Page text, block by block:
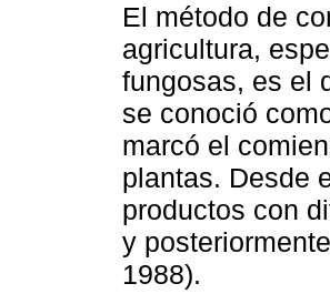
El método de
agricultura,
fungosas, es el
se conoció
marcó el
plantas. Desde
productos con
y
1988).